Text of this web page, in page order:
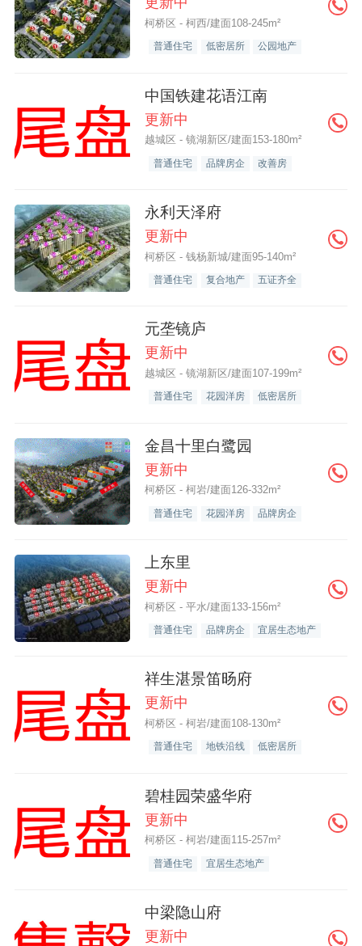
柯桥区 - 柯西/建面108-245m²
普通住宅 低密居所 公园地产
中国铁建花语江南
更新中
越城区 - 镜湖新区/建面153-180m²
普通住宅 品牌房企 改善房
永利天泽府
更新中
柯桥区 - 钱杨新城/建面95-140m²
普通住宅 复合地产 五证齐全
元垄镜庐
更新中
越城区 - 镜湖新区/建面107-199m²
普通住宅 花园洋房 低密居所
金昌十里白鹭园
更新中
柯桥区 - 柯岩/建面126-332m²
普通住宅 花园洋房 品牌房企
上东里
更新中
柯桥区 - 平水/建面133-156m²
普通住宅 品牌房企 宜居生态地产
祥生湛景笛旸府
更新中
柯桥区 - 柯岩/建面108-130m²
普通住宅 地铁沿线 低密居所
碧桂园荣盛华府
更新中
柯桥区 - 柯岩/建面115-257m²
普通住宅 宜居生态地产
中梁隐山府
更新中